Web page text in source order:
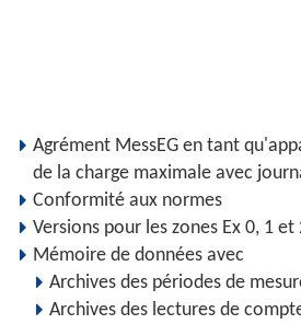
Agrément MessEG en tant
de la charge maximale avec
Conformité aux normes
Versions pour les zones Ex 0, 1 et
Mémoire de données avec
Archives des périodes de
Archives des lectures de